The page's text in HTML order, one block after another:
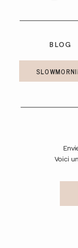
BLOG
Voici